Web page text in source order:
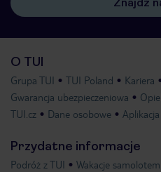
O TUI
Grupa TUI TUI Poland Kariera
Gwarancja ubezpieczeniowa
TUI.cz
Dane osobowe
Przydatne informacje
Podróż z TUI Wakacje samolotem